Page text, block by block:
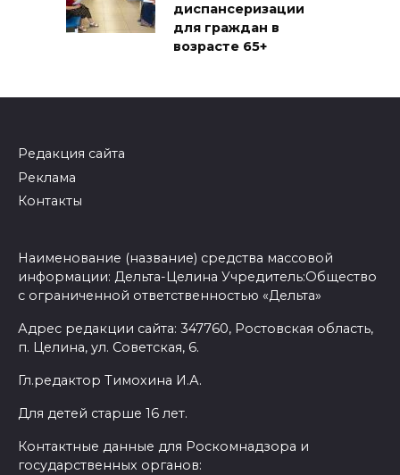
диспансеризации
для граждан в
возрасте 65+
Редакция сайта
Реклама
Контакты
Наименование (название) средства массовой
информации: Дельта-Целина Учредитель:Общество
с ограниченной ответственностью «Дельта»
Адрес редакции сайта: 347760, Ростовская область,
п. Целина, ул. Советская, 6.
Гл.редактор Тимохина И.А.
Для детей старше 16 лет.
Контактные данные для Роскомнадзора и
государственных органов: